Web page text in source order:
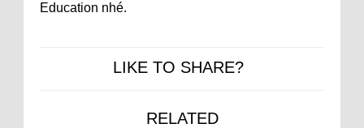
Education nhé.
LIKE TO SHARE?
RELATED